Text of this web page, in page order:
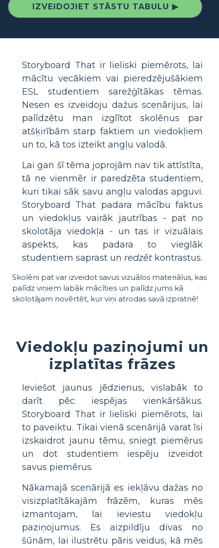
IZVEIDOJIET STĀSTU TABULU ▶
Storyboard That ir lieliski piemērots, lai
mācītu vecākiem vai pieredzējušākiem
ESL studentiem sarežģītākas tēmas.
Nesen es izveidoju dažus scenārijus, lai
palīdzētu man izglītot skolēnus par
atšķirībām starp faktiem un viedokļiem
un to, kā tos izteikt angļu valodā.
Lai gan šī tēma joprojām nav tik attīstīta,
tā ne vienmēr ir paredzēta studentiem,
kuri tikai sāk savu angļu valodas apguvi.
Storyboard That padara mācību faktus
un viedokļus vairāk jautrības - pat no
skolotāja viedokļa - un tas ir vizuālais
aspekts, kas padara to vieglāk
studentiem saprast un redzēt kontrastus.
Skolēni pat var izveidot savus vizuālos materiālus, kas
palīdz viņiem labāk mācīties un palīdz jums kā
skolotājam novērtēt, kur viņi atrodas savā izpratnē!
Viedokļu paziņojumi un
izplatītas frāzes
Ieviešot jaunus jēdzienus, vislabāk to
darīt pēc iespējas vienkāršākus.
Storyboard That ir lieliski piemērots, lai
to paveiktu. Tikai vienā scenārijā varat īsi
izskaidrot jaunu tēmu, sniegt piemērus
un dot studentiem iespēju izveidot
savus piemērus.
Nākamajā scenārijā es iekļāvu dažas no
visizplatītākajām frāzēm, kuras mēs
izmantojam, lai ieviestu viedokļu
paziņojumus. Es aizpildīju divas no
šūnām, lai ilustrētu pāris veidus, kā mēs